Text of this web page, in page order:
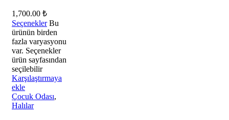
1,700.00 ₺
Seçenekler Bu
ürünün birden
fazla varyasyonu
var. Seçenekler
ürün sayfasından
seçilebilir
Karşılaştırmaya
ekle
Çocuk Odası,
Halılar